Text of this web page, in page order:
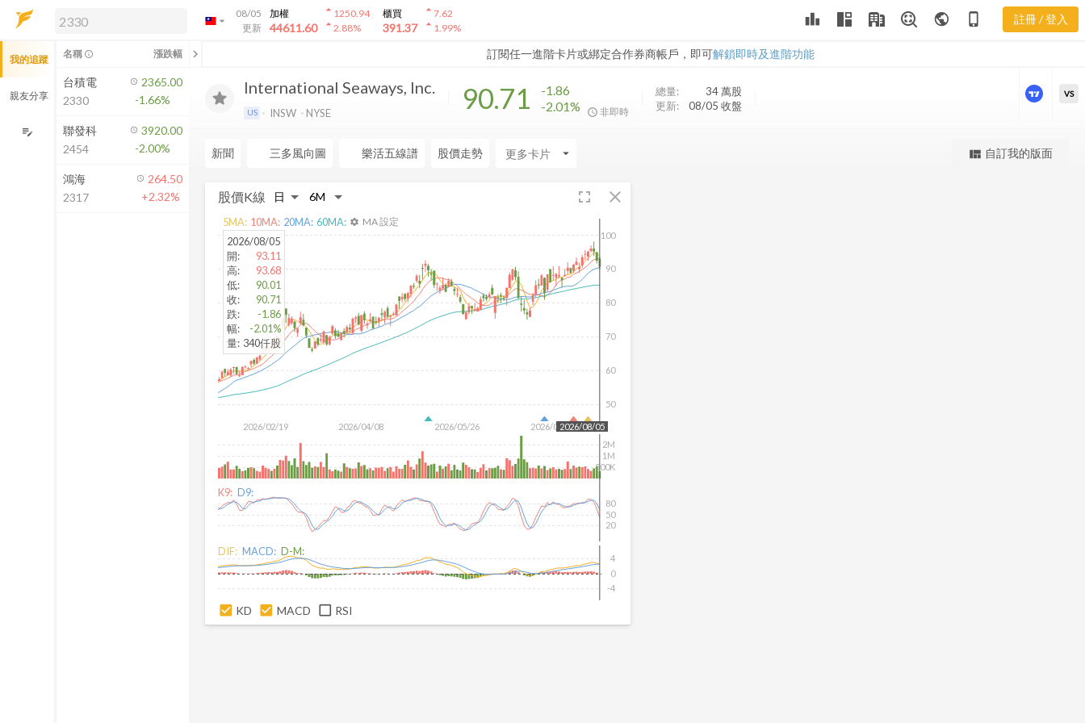
arrow_drop_down
08/05
更新
加權
44611.60
arrow_drop_up1250.94
arrow_drop_up2.88%
櫃買
391.37
arrow_drop_up7.62
arrow_drop_up1.99% leaderboard public phone_iphone 註冊 / 登入
訂閱任一進階卡片或綁定合作券商帳戶，即可解鎖即時及進階功能
解鎖即時行情及進階功能
方案」，即可解鎖以下功能：
即時行情
即時市況與排行
成交金額熱力圖
前往方案訂閱
如何綁定合作券商
線
International Seaways, Inc.
US INSW NYSE 90.71
-1.86
-2.01%
非即時
總量: 34 萬股
更新:
08/05 收盤
更強大的進階價量圖表
VS
新聞 三多風向圖 樂活五線譜 股價走勢 arrow_drop_down view_quilt 自訂我的版面
股價K線 fullscreen close
2026/02/19 2026/04/08 2026/05/26 2026/07/14
50
60
70
80
90
100
2026/08/05
500K
1M
2M
2026/08/05
開:
93.11
高:
93.68
低:
90.01
收:
90.71
跌:
-1.86
幅:
-2.01%
量: 340仟股
5MA: 10MA: 20MA: 60MA: settings MA 設定
K9: D9:
20
50
80
DIF: MACD: D-M:
-4
0
4
KD MACD RSI
我的追蹤
親友分享
edit_note
名稱 info_outline 漲跌幅 chevron_left
台積電
2330
2365.00
-1.66%
聯發科
2454
3920.00
-2.00%
鴻海
2317
264.50
+2.32%